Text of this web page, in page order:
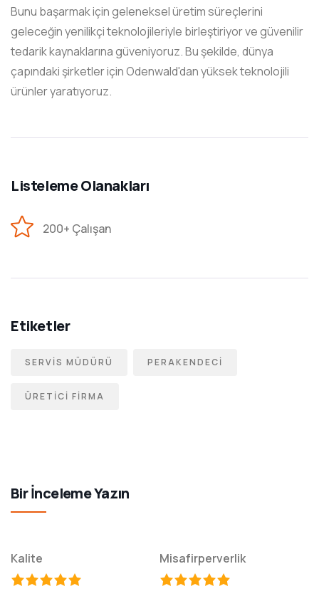
Bunu başarmak için geleneksel üretim süreçlerini
geleceğin yenilikçi teknolojileriyle birleştiriyor ve güvenilir
tedarik kaynaklarına güveniyoruz. Bu şekilde, dünya
çapındaki şirketler için Odenwald'dan yüksek teknolojili
ürünler yaratıyoruz.
Listeleme Olanakları
200+ Çalışan
Etiketler
SERVIS MÜDÜRÜ PERAKENDECI
ÜRETICI FIRMA
Bir İnceleme Yazın
Kalite Misafirperverlik